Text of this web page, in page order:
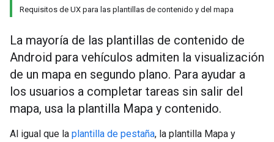
Requisitos de UX para las plantillas de contenido y del mapa
La mayoría de las plantillas de contenido de
Android para vehículos admiten la visualización
de un mapa en segundo plano. Para ayudar a
los usuarios a completar tareas sin salir del
mapa, usa la plantilla Mapa y contenido.
Al igual que la plantilla de pestaña, la plantilla Mapa y